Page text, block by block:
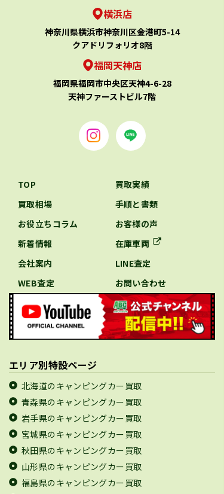
横浜店
神奈川県横浜市神奈川区金港町5-14
クアドリフォリオ8階
福岡天神店
福岡県福岡市中央区天神4-6-28
天神ファーストビル7階
TOP
買取実績
買取相場
手順と書類
お役立ちコラム
お客様の声
新着情報
在庫車両
会社案内
LINE査定
WEB査定
お問い合わせ
エリア別特設ページ
北海道のキャンピングカー買取
青森県のキャンピングカー買取
岩手県のキャンピングカー買取
宮城県のキャンピングカー買取
秋田県のキャンピングカー買取
山形県のキャンピングカー買取
福島県のキャンピングカー買取